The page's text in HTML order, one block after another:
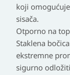
koji
sisača.
Otporno na
Staklena
ekstremne
sigurno